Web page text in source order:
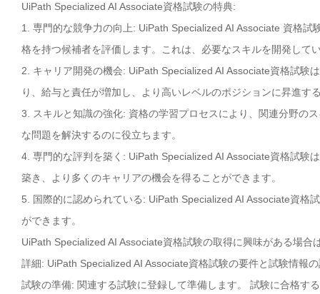
UiPath Specialized AI Associate資格試験の特典:
1. 専門的な競争力の向上: UiPath Specialized AI Associate 資格
格を持つ候補者を評価します。これは、必要なスキルを開発して
2. キャリア開発の機会: UiPath Specialized AI Associate資格試験
り、給与と責任が増加し、より高いレベルのポジションに昇進す
3. スキルと知識の強化: 資格の学習プロセスにより、関連分野の
な問題を解決するのに役立ちます。
4. 専門的な評判を築く: UiPath Specialized AI Associate資格試験
築き、より多くのキャリアの機会を得ることができます。
5. 国際的に認められている: UiPath Specialized AI Associate資格
ができます。
UiPath Specialized AI Associate資格試験の取得に興味がある場合
詳細: UiPath Specialized AI Associate資格試験の要件と試験情報
試験の準備: 関連する試験に登録して準備します。 試験に合格す